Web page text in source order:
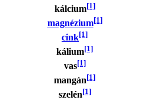
kálcium[1]
magnézium[1]
cink[1]
kálium[1]
vas[1]
mangán[1]
szelén[1]